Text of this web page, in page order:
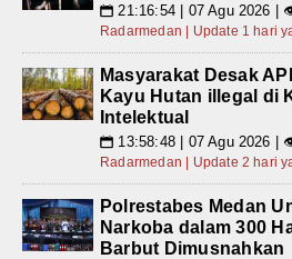
📅 21:16:54 | 07 Agu 2026 |
Radarmedan | Update 1 hari
Masyarakat Desak
Kayu Hutan illegal di
Intelektual
📅 13:58:48 | 07 Agu 2026 |
Radarmedan | Update 2 hari
Polrestabes Medan
Narkoba dalam 300
Barbut Dimusnahkan